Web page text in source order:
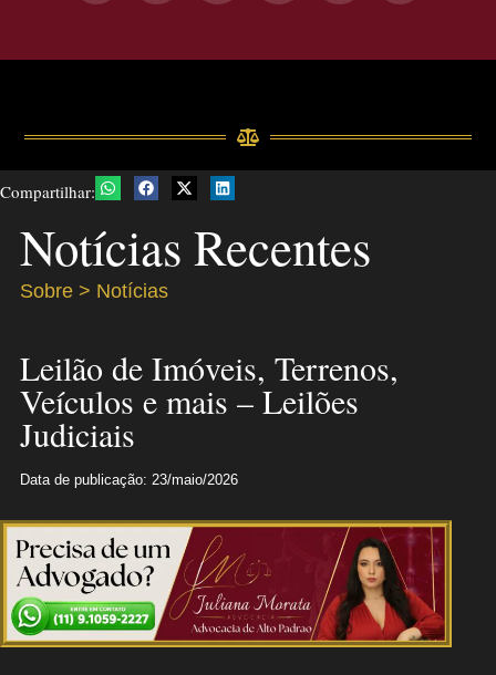
Compartilhar:
Notícias Recentes
Sobre > Notícias
Leilão de Imóveis, Terrenos,
Veículos e mais – Leilões
Judiciais
Data de publicação: 23/maio/2026